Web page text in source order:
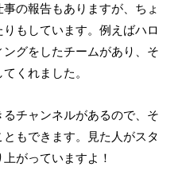
の報告もありますが、ちょ
もしています。例えばハロ
グをしたチームがあり、そ
くれました。
チャンネルがあるので、そ
もできます。見た人がスタ
がっていますよ！